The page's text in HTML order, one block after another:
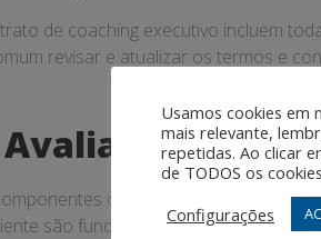
de coaching executivo incluem
revisar e atualizar os termos e
Avaliação
críticos do processo de
são fundamentais para identificar
Usamos cookies em
mais relevante,
repetidas. Ao clicar
de TODOS os
Configurações